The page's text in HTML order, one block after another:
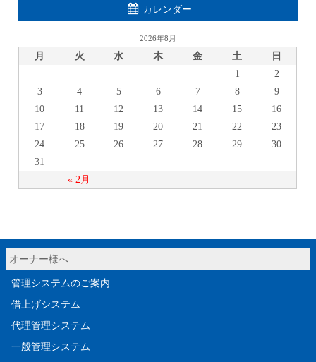
カレンダー
2026年8月
月 火 水 木 金 土 日
« 2月
1
2
3
4 5 6 7 8
9
10
11 12 13 14 15
16
17
18 19 20 21 22
23
24
25 26 27 28 29
30
31
オーナー様へ
管理システムのご案内
借上げシステム
代理管理システム
一般管理システム